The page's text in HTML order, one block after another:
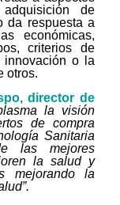
de
da respuesta a
económicas,
criterios de
innovación o la
otros.
director de
la visión
de compra
Sanitaria
las mejores
la salud y
mejorando la